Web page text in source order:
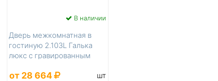
В наличии
Дверь межкомнатная в
гостиную 2.103L Галька
люкс с гравированным
от 28 664 шт